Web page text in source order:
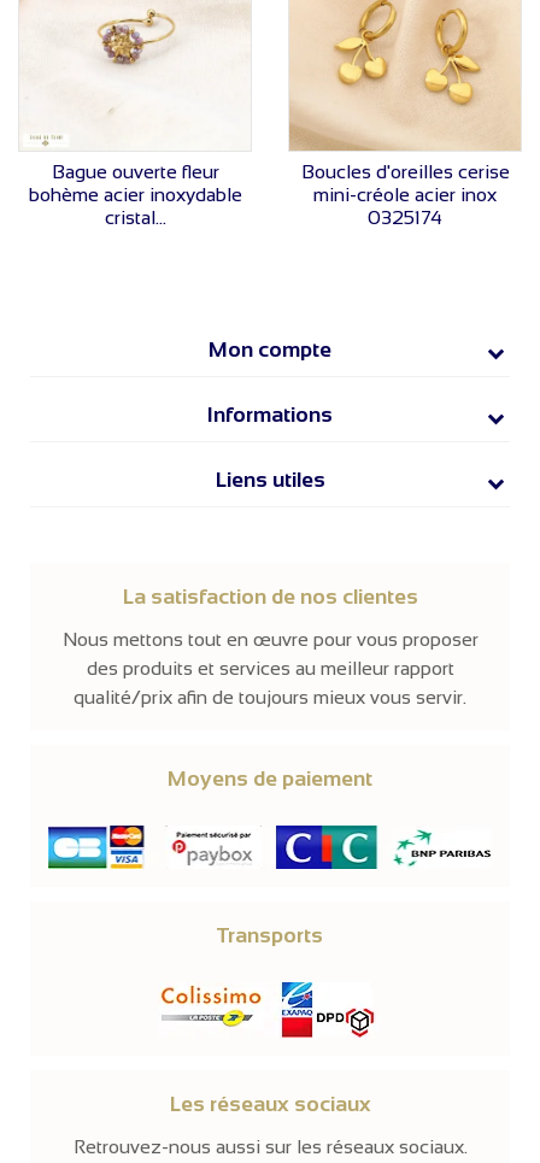
VOIR LE PRIX
Bague ouverte fleur
bohème acier inoxydable
cristal...
VOIR LE PRIX
Boucles d'oreilles cerise
mini-créole acier inox
0325174
Mon compte
Informations
Liens utiles
La satisfaction de nos clientes
Nous mettons tout en œuvre pour vous proposer
des produits et services au meilleur rapport
qualité/prix afin de toujours mieux vous servir.
Moyens de paiement
Transports
Les réseaux sociaux
Retrouvez-nous aussi sur les réseaux sociaux.